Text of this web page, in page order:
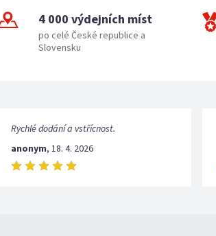
4 000 výdejních míst
po celé České republice a
Slovensku
Rychlé dodání a vstřícnost.
anonym, 18. 4. 2026